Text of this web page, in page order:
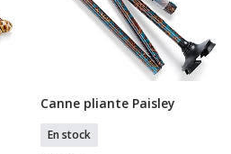
Ajouter Au Panier
Canne pliante Paisley
En stock